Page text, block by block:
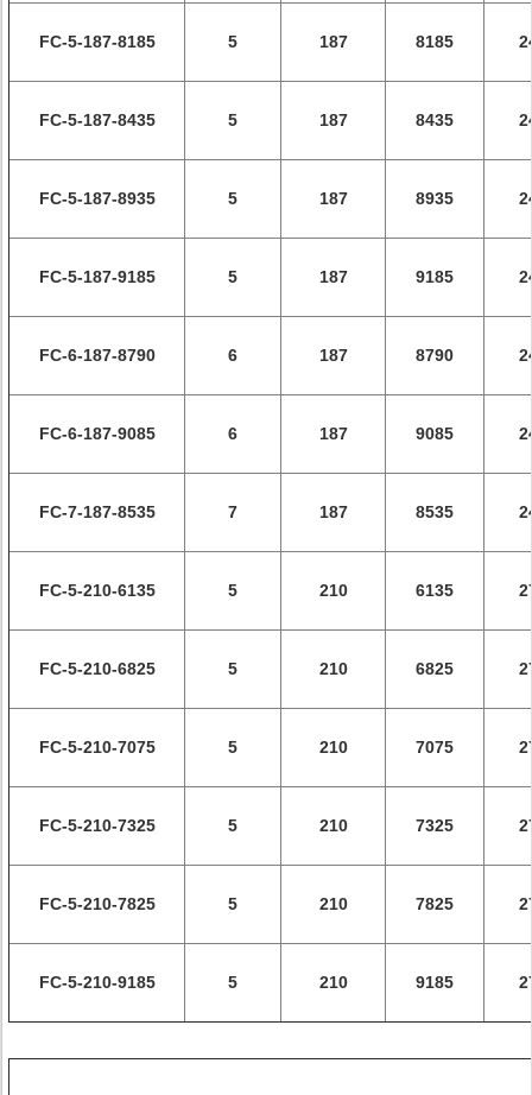
FC-5-187-8185 5 187 8185
FC-5-187-8435 5 187 8435
FC-5-187-8935 5 187 8935
FC-5-187-9185 5 187 9185
FC-6-187-8790 6 187 8790
FC-6-187-9085 6 187 9085
FC-7-187-8535 7 187 8535
FC-5-210-6135 5 210 6135
FC-5-210-6825 5 210 6825
FC-5-210-7075 5 210 7075
FC-5-210-7325 5 210 7325
FC-5-210-7825 5 210 7825
FC-5-210-9185 5 210 9185